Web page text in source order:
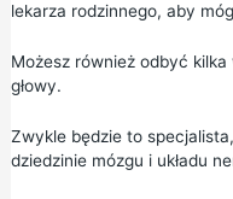
lekarza rodzinnego, aby
Możesz również odbyć
głowy.
Zwykle będzie to
dziedzinie mózgu i układu